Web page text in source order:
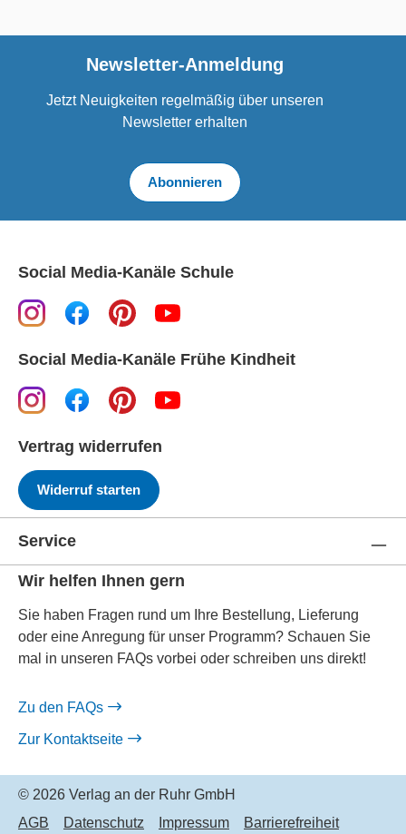
Newsletter-Anmeldung
Jetzt Neuigkeiten regelmäßig über unseren
Newsletter erhalten
Abonnieren
Social Media-Kanäle Schule
Social Media-Kanäle Frühe Kindheit
Vertrag widerrufen
Widerruf starten
Service
Wir helfen Ihnen gern
Sie haben Fragen rund um Ihre Bestellung, Lieferung
oder eine Anregung für unser Programm? Schauen Sie
mal in unseren FAQs vorbei oder schreiben uns direkt!
Zu den FAQs
Zur Kontaktseite
© 2026 Verlag an der Ruhr GmbH
AGB
Datenschutz Impressum Barrierefreiheit